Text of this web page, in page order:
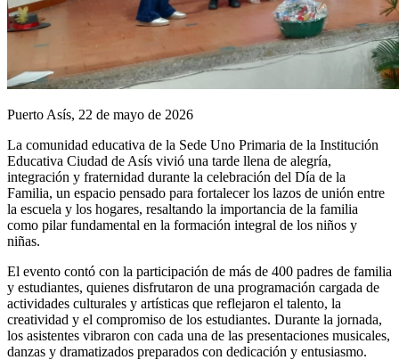
Puerto Asís, 22 de mayo de 2026
La comunidad educativa de la Sede Uno Primaria de la Institución
Educativa Ciudad de Asís vivió una tarde llena de alegría,
integración y fraternidad durante la celebración del Día de la
Familia, un espacio pensado para fortalecer los lazos de unión entre
la escuela y los hogares, resaltando la importancia de la familia
como pilar fundamental en la formación integral de los niños y
niñas.
El evento contó con la participación de más de 400 padres de familia
y estudiantes, quienes disfrutaron de una programación cargada de
actividades culturales y artísticas que reflejaron el talento, la
creatividad y el compromiso de los estudiantes. Durante la jornada,
los asistentes vibraron con cada una de las presentaciones musicales,
danzas y dramatizados preparados con dedicación y entusiasmo.